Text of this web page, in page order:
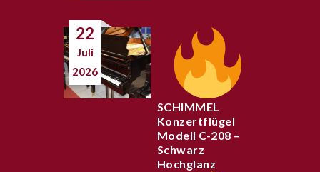
22
Juli
2026
SCHIMMEL
Konzertflügel
Modell C-208 –
Schwarz
Hochglanz